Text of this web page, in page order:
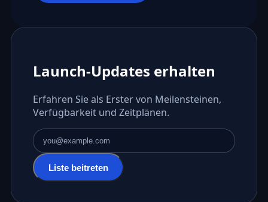
Launch-Updates erhalten
Erfahren Sie als Erster von Meilensteinen,
Verfügbarkeit und Zeitplänen.
E-Mail-Adresse
Liste beitreten